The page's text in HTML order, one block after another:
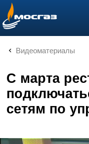
info@mos-gaz.ru
Видеоматериалы
С марта
сетям по